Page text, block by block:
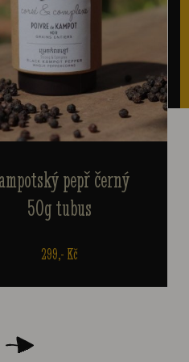
Mini ruční litinový
mlýnek